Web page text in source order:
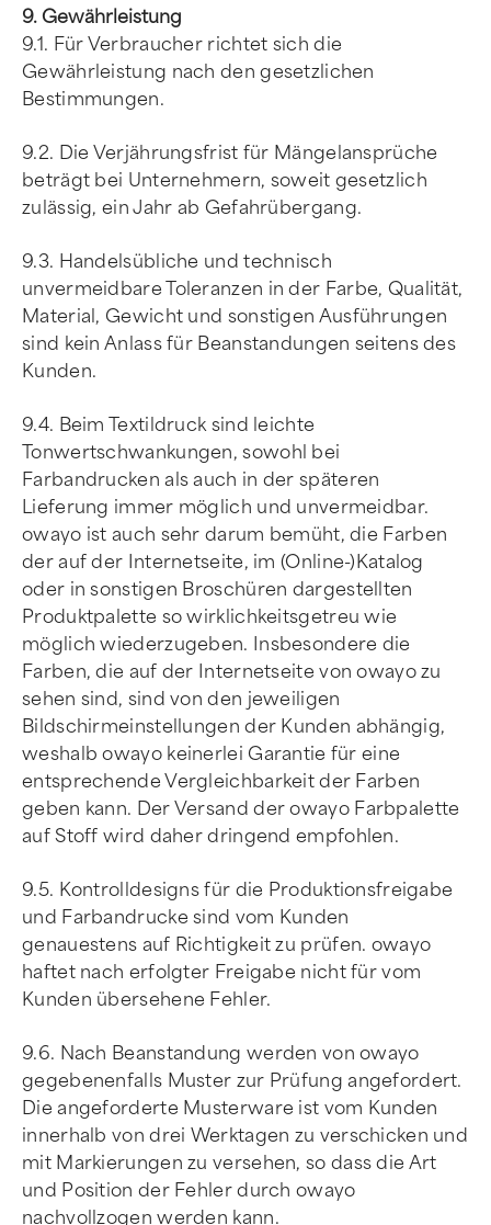
9. Gewährleistung
9.1. Für Verbraucher richtet sich die
Gewährleistung nach den gesetzlichen
Bestimmungen.
9.2. Die Verjährungsfrist für Mängelansprüche
beträgt bei Unternehmern, soweit gesetzlich
zulässig, ein Jahr ab Gefahrübergang.
9.3. Handelsübliche und technisch
unvermeidbare Toleranzen in der Farbe, Qualität,
Material, Gewicht und sonstigen Ausführungen
sind kein Anlass für Beanstandungen seitens des
Kunden.
9.4. Beim Textildruck sind leichte
Tonwertschwankungen, sowohl bei
Farbandrucken als auch in der späteren
Lieferung immer möglich und unvermeidbar.
owayo ist auch sehr darum bemüht, die Farben
der auf der Internetseite, im (Online-)Katalog
oder in sonstigen Broschüren dargestellten
Produktpalette so wirklichkeitsgetreu wie
möglich wiederzugeben. Insbesondere die
Farben, die auf der Internetseite von owayo zu
sehen sind, sind von den jeweiligen
Bildschirmeinstellungen der Kunden abhängig,
weshalb owayo keinerlei Garantie für eine
entsprechende Vergleichbarkeit der Farben
geben kann. Der Versand der owayo Farbpalette
auf Stoff wird daher dringend empfohlen.
9.5. Kontrolldesigns für die Produktionsfreigabe
und Farbandrucke sind vom Kunden
genauestens auf Richtigkeit zu prüfen. owayo
haftet nach erfolgter Freigabe nicht für vom
Kunden übersehene Fehler.
9.6. Nach Beanstandung werden von owayo
gegebenenfalls Muster zur Prüfung angefordert.
Die angeforderte Musterware ist vom Kunden
innerhalb von drei Werktagen zu verschicken und
mit Markierungen zu versehen, so dass die Art
und Position der Fehler durch owayo
nachvollzogen werden kann.